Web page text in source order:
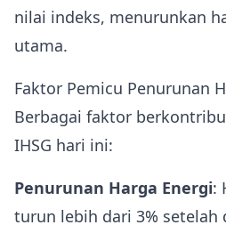
nilai indeks, menurunkan
utama.
Faktor Pemicu Penurunan
Berbagai faktor
IHSG hari ini:
Penurunan Harga Energi:
turun lebih dari 3% setelah